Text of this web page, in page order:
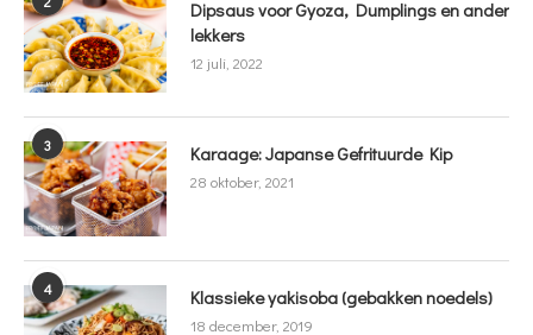
Dipsaus voor Gyoza, Dumplings en ander
lekkers
12 juli, 2022
3 Karaage: Japanse Gefrituurde Kip
28 oktober, 2021
4 Klassieke yakisoba (gebakken noedels)
18 december, 2019